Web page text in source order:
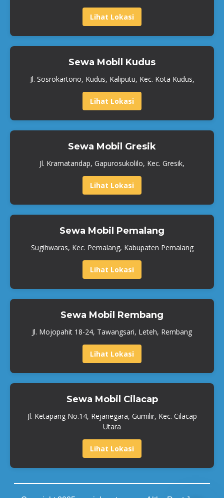
Lihat Lokasi
Sewa Mobil Kudus
Jl. Sosrokartono, Kudus, Kaliputu, Kec. Kota Kudus,
Lihat Lokasi
Sewa Mobil Gresik
Jl. Kramatandap, Gapurosukolilo, Kec. Gresik,
Lihat Lokasi
Sewa Mobil Pemalang
Sugihwaras, Kec. Pemalang, Kabupaten Pemalang
Lihat Lokasi
Sewa Mobil Rembang
Jl. Mojopahit 18-24, Tawangsari, Leteh, Rembang
Lihat Lokasi
Sewa Mobil Cilacap
Jl. Ketapang No.14, Rejanegara, Gumilir, Kec. Cilacap
Utara
Lihat Lokasi